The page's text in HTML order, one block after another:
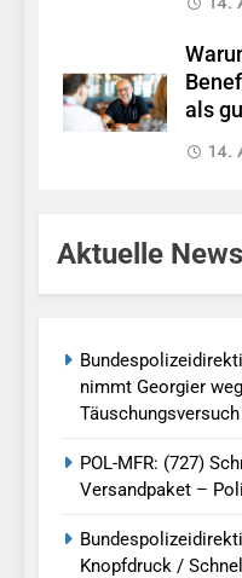
als
14.
Aktuelle News
nimmt Georgier
POL-MFR: (727)
Versandpaket –
Knopfdruck /